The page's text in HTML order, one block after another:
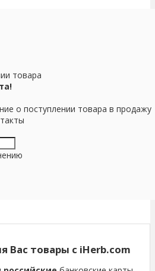
товара
о поступлении товара в продажу
Вас товары с iHerb.com